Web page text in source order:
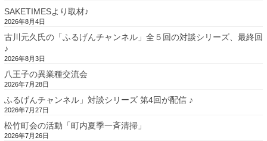
SAKETIMESより取材♪
2026年8月4日
古川元久氏の「ふるげんチャンネル」全５回の対談シリーズ、最終回
♪
2026年8月3日
八王子の異業種交流会
2026年7月28日
ふるげんチャンネル」対談シリーズ 第4回が配信 ♪
2026年7月27日
松竹町会の活動「町内夏季一斉清掃」
2026年7月26日